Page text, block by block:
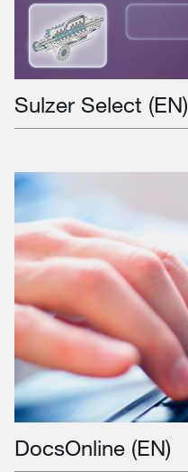
Sulzer Select (EN)
DocsOnline (EN)